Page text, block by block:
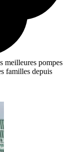
meilleures pompes
familles depuis